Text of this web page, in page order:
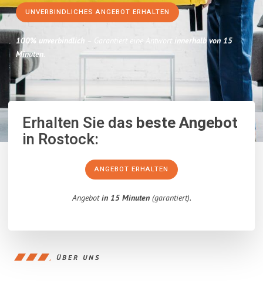
UNVERBINDLICHES ANGEBOT ERHALTEN
100% unverbindlich – Garantiert eine Antwort innerhalb von 15
Minuten.
Erhalten Sie dasbeste Angebot
in Rostock:
ANGEBOT ERHALTEN
Angebotin 15 Minuten(garantiert).
ÜBER UNS